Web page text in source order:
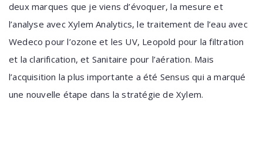
deux marques que je viens d’évoquer, la mesure et
l’analyse avec Xylem Analytics, le traitement de l’eau avec
Wedeco pour l’ozone et les UV, Leopold pour la filtration
et la clarification, et Sanitaire pour l’aération. Mais
l’acquisition la plus importante a été Sensus qui a marqué
une nouvelle étape dans la stratégie de Xylem.